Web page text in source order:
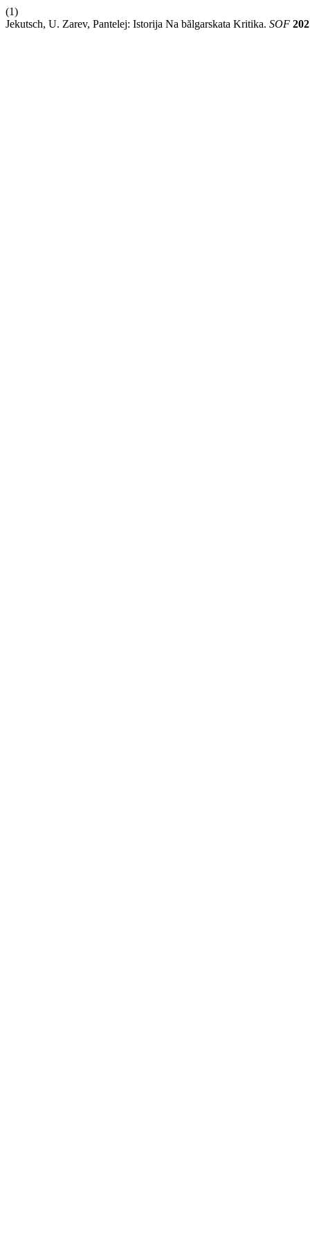
(1)
Jekutsch, U. Zarev, Pantelej: Istorija Na bălgarskata Kritika. SOF